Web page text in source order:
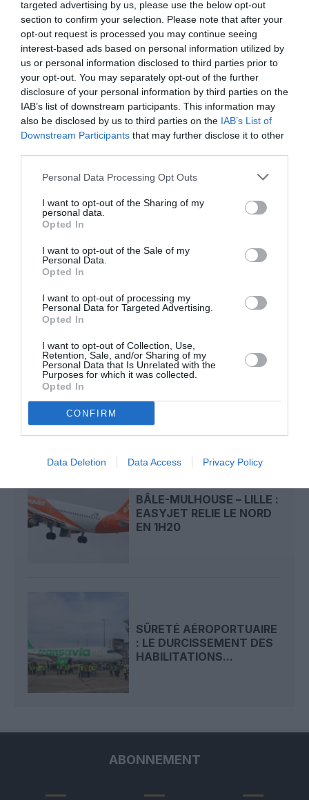
targeted advertising by us, please use the below opt-out
section to confirm your selection. Please note that after your
opt-out request is processed you may continue seeing
interest-based ads based on personal information utilized by
us or personal information disclosed to third parties prior to
your opt-out. You may separately opt-out of the further
disclosure of your personal information by third parties on the
IAB’s list of downstream participants. This information may
also be disclosed by us to third parties on the IAB’s List of
Downstream Participants that may further disclose it to other
Personal Data Processing Opt Outs
I want to opt-out of the Sharing of my
personal data.
Opted In
I want to opt-out of the Sale of my
Personal Data.
Opted In
I want to opt-out of processing my
Personal Data for Targeted Advertising.
Opted In
I want to opt-out of Collection, Use,
Retention, Sale, and/or Sharing of my
Personal Data that Is Unrelated with the
Purposes for which it was collected.
Opted In
CONFIRM
Data Deletion Data Access Privacy Policy
DERNIERS COMMENTAIRES
NDR a commenté l'article :
Contrôles aux frontières entre l’Espagne et l’Italie : des
arrivées plus longues, des correspondances à risque
Flynas ouvre une ligne directe entre Médine et
Bruxelles
aéroports de paris beauvais Lille
LIRE AUSSI
REDEVANCES
AÉROPORTUAIRES : LE
HAUSSES...
BÂLE-MULHOUSE – LILLE :
EASYJET RELIE LE NORD
EN 1H20
SÛRETÉ AÉROPORTUAIRE
: LE DURCISSEMENT DES
HABILITATIONS...
ABONNEMENT